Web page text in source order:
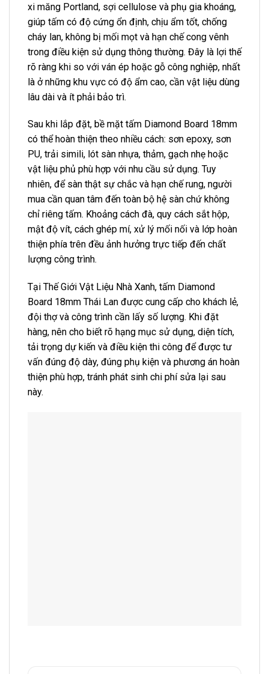
xi măng Portland, sợi cellulose và phụ gia khoáng,
giúp tấm có độ cứng ổn định, chịu ẩm tốt, chống
cháy lan, không bị mối mọt và hạn chế cong vênh
trong điều kiện sử dụng thông thường. Đây là lợi thế
rõ ràng khi so với ván ép hoặc gỗ công nghiệp, nhất
là ở những khu vực có độ ẩm cao, cần vật liệu dùng
lâu dài và ít phải bảo trì.
Sau khi lắp đặt, bề mặt tấm Diamond Board 18mm
có thể hoàn thiện theo nhiều cách: sơn epoxy, sơn
PU, trải simili, lót sàn nhựa, thảm, gạch nhẹ hoặc
vật liệu phủ phù hợp với nhu cầu sử dụng. Tuy
nhiên, để sàn thật sự chắc và hạn chế rung, người
mua cần quan tâm đến toàn bộ hệ sàn chứ không
chỉ riêng tấm. Khoảng cách đà, quy cách sắt hộp,
mật độ vít, cách ghép mí, xử lý mối nối và lớp hoàn
thiện phía trên đều ảnh hưởng trực tiếp đến chất
lượng công trình.
Tại Thế Giới Vật Liệu Nhà Xanh, tấm Diamond
Board 18mm Thái Lan được cung cấp cho khách lẻ,
đội thợ và công trình cần lấy số lượng. Khi đặt
hàng, nên cho biết rõ hạng mục sử dụng, diện tích,
tải trọng dự kiến và điều kiện thi công để được tư
vấn đúng độ dày, đúng phụ kiện và phương án hoàn
thiện phù hợp, tránh phát sinh chi phí sửa lại sau
này.